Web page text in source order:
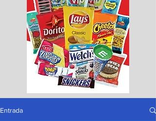
Entrada